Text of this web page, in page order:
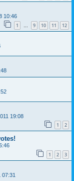
10:46
1 … 9 10 11 12
19:08
1 2
1 2 3
07:31